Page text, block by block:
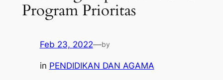
Program Prioritas
Feb 23, 2022—by
in PENDIDIKAN DAN AGAMA